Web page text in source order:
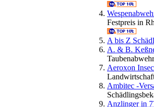
Festpreis in
A bis Z
A. & B.
Aeroxon
Ambitec -
Anzlinger in